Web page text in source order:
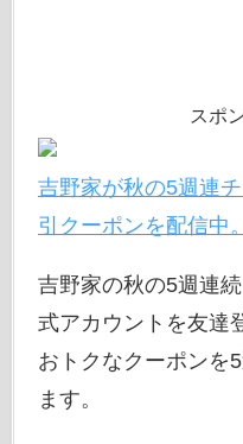
スポ
吉野家が秋の5週連
引クーポンを配信中。
吉野家の秋の5週連
式アカウントを友達
おトクなクーポンを
ます。